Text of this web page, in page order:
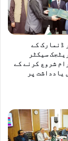
ڈنمارک کے
سیکٹر
شروع کرنے کے
یادداشت پر